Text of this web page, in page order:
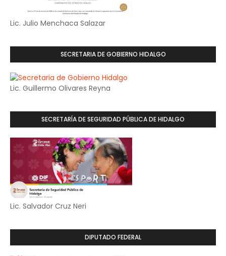
Lic. Julio Menchaca Salazar
SECRETARIA DE GOBIERNO HIDALGO
Lic. Guillermo Olivares Reyna
SECRETARÍA DE SEGURIDAD PÚBLICA DE HIDALGO
Lic. Salvador Cruz Neri
DIPUTADO FEDERAL